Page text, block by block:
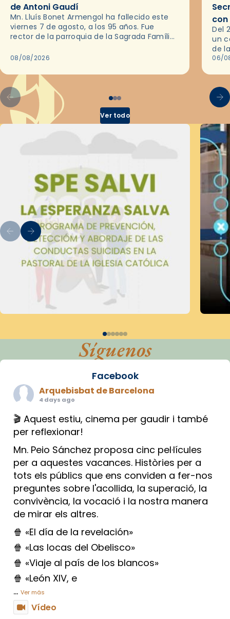
de Antoni Gaudí
Mn. Lluís Bonet Armengol ha fallecido este
viernes 7 de agosto, a los 95 años. Fue
rector de la parroquia de la Sagrada Família
08/08/2026
Del
un
de
en
06/
Ver todo
Síguenos
Facebook
Arquebisbat de Barcelona
4 days ago
🎬 Aquest estiu, cinema per gaudir i també
per reflexionar!
Mn. Peio Sánchez proposa cinc pel·lícules
per a aquestes vacances. Històries per a
tots els públics que ens conviden a fer-nos
preguntes sobre l'acollida, la superació, la
convivència, la vocació i la nostra manera
de mirar els altres.
🍿 «El día de la revelación»
🍿 «Las locas del Obelisco»
🍿 «Viaje al país de los blancos»
🍿 «León XIV, e
... Ver más
Vídeo